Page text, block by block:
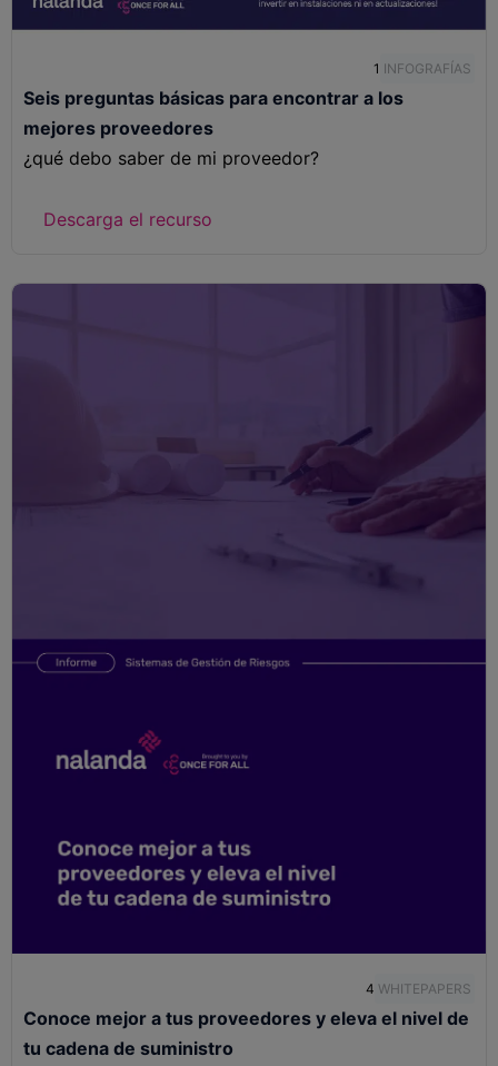
1 INFOGRAFÍAS
Seis preguntas básicas para encontrar a los
mejores proveedores
¿qué debo saber de mi proveedor?
Descarga el recurso
4 WHITEPAPERS
Conoce mejor a tus proveedores y eleva el nivel de
tu cadena de suministro